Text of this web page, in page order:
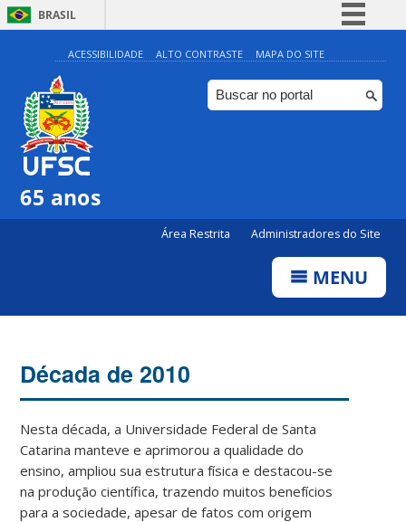
BRASIL
Simplifique!
Comunica BR
Participe
ACESSIBILIDADE ALTO CONTRASTE MAPA DO SITE
65 anos
Área Restrita Administradores do Site
MENU
Década de 2010
Nesta década, a Universidade Federal de Santa
Catarina manteve e aprimorou a qualidade do
ensino, ampliou sua estrutura física e destacou-se
na produção científica, trazendo muitos benefícios
para a sociedade, apesar de fatos com origem